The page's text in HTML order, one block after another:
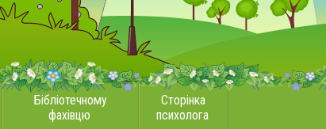
Бібліотечному
фахівцю
Сторінка
психолога